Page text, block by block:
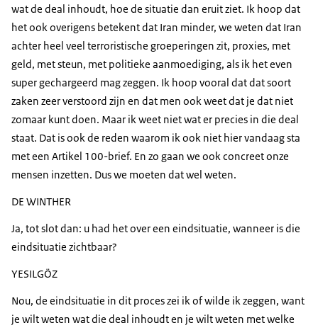
wat de deal inhoudt, hoe de situatie dan eruit ziet. Ik hoop dat
het ook overigens betekent dat Iran minder, we weten dat Iran
achter heel veel terroristische groeperingen zit, proxies, met
geld, met steun, met politieke aanmoediging, als ik het even
super gechargeerd mag zeggen. Ik hoop vooral dat dat soort
zaken zeer verstoord zijn en dat men ook weet dat je dat niet
zomaar kunt doen. Maar ik weet niet wat er precies in die deal
staat. Dat is ook de reden waarom ik ook niet hier vandaag sta
met een Artikel 100-brief. En zo gaan we ook concreet onze
mensen inzetten. Dus we moeten dat wel weten.
DE WINTHER
Ja, tot slot dan: u had het over een eindsituatie, wanneer is die
eindsituatie zichtbaar?
YESILGÖZ
Nou, de eindsituatie in dit proces zei ik of wilde ik zeggen, want
je wilt weten wat die deal inhoudt en je wilt weten met welke